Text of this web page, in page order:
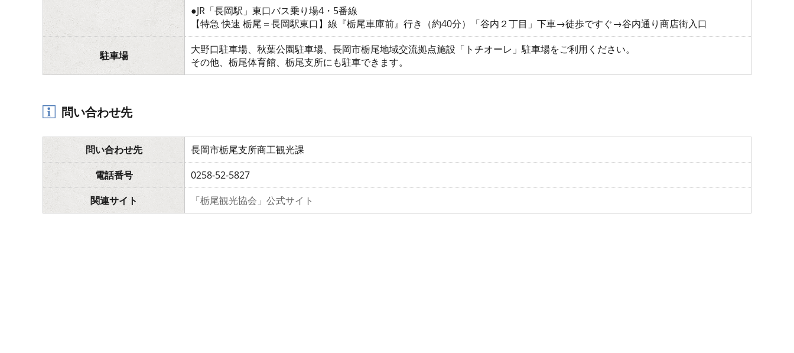
●JR「長岡駅」東口バス乗り場4・5番線
【特急 快速 栃尾＝長岡駅東口】線『栃尾車庫前』行き（約40分）「谷内２丁目」下車→徒歩ですぐ→谷内通り商店街入口
駐車場
大野口駐車場、秋葉公園駐車場、長岡市栃尾地域交流拠点施設「トチオーレ」駐車場をご利用ください。
その他、栃尾体育館、栃尾支所にも駐車できます。
問い合わせ先
問い合わせ先
長岡市栃尾支所商工観光課
電話番号
0258-52-5827
関連サイト
「栃尾観光協会」公式サイト